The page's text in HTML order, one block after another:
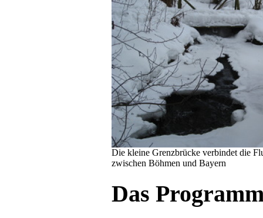
Die kleine Grenzbrücke verbindet die
zwischen Böhmen und Bayern
Das